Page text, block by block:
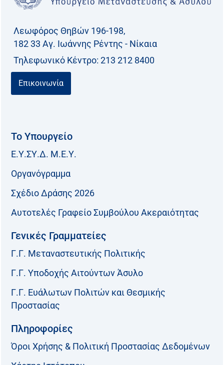
Λεωφόρος Θηβών 196-198,
182 33 Aγ. Ιωάννης Ρέντης - Νίκαια
Τηλεφωνικό Kέντρο: 213 212 8400
Επικοινωνία
Το Υπουργείο
Ε.Υ.ΣΥ.Δ. Μ.Ε.Υ.
Οργανόγραμμα
Σχέδιο Δράσης 2026
Αυτοτελές Γραφείο Συμβούλου Ακεραιότητας
Γενικές Γραμματείες
Γ.Γ. Μεταναστευτικής Πολιτικής
Γ.Γ. Υποδοχής Αιτούντων Άσυλο
Γ.Γ. Ευάλωτων Πολιτών και Θεσμικής
Προστασίας
Πληροφορίες
Όροι Χρήσης & Πολιτική Προστασίας Δεδομένων